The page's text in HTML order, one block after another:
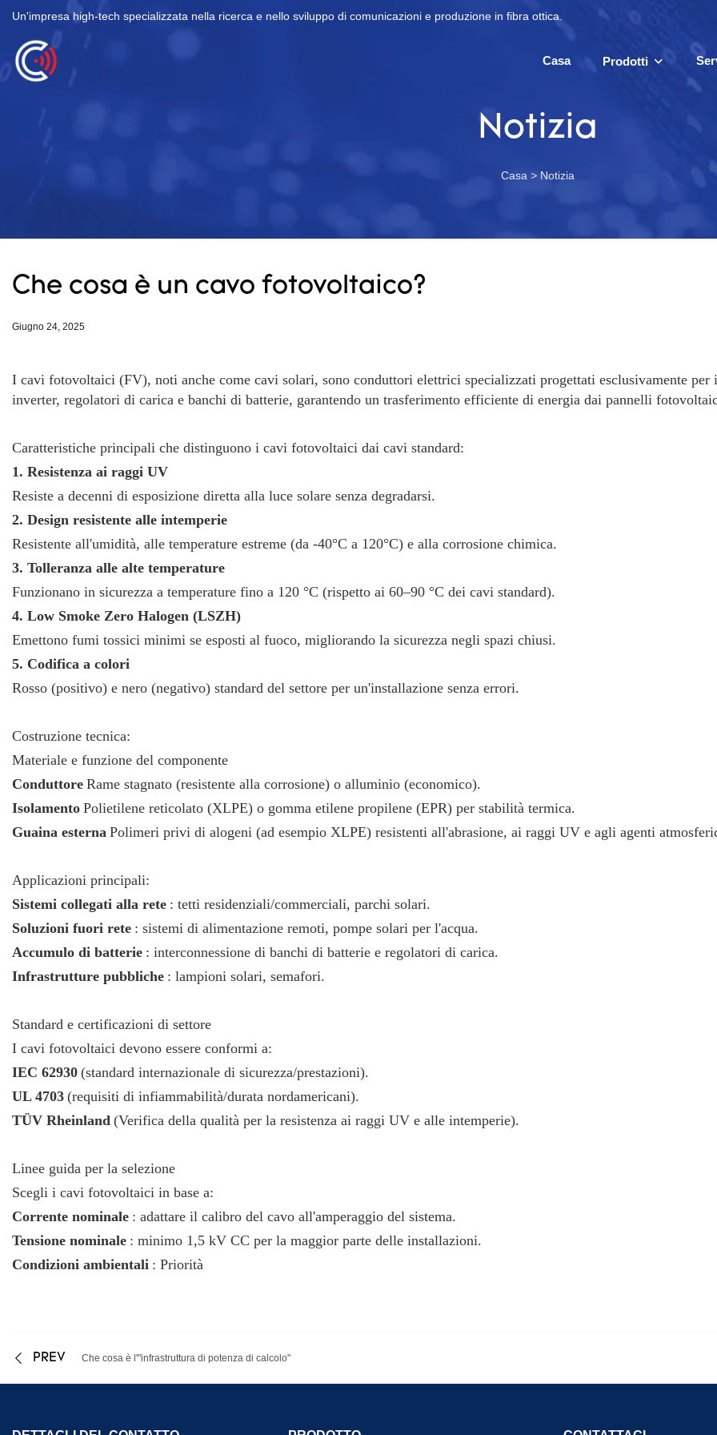
Un'impresa high-tech specializzata nella ricerca e nello sviluppo di comunicazioni e produzione in fibra ottica.
Casa Prodotti
Notizia
Casa > Notizia
Che cosa è un cavo fotovoltaico?
Giugno 24, 2025
I cavi fotovoltaici (FV), noti anche come cavi solari, sono conduttori elettrici specializzati progettati esclusivamente
inverter, regolatori di carica e banchi di batterie, garantendo un trasferimento efficiente di energia dai pannelli
Caratteristiche principali che distinguono i cavi fotovoltaici dai cavi standard:
1. Resistenza ai raggi UV
Resiste a decenni di esposizione diretta alla luce solare senza degradarsi.
2. Design resistente alle intemperie
Resistente all'umidità, alle temperature estreme (da -40°C a 120°C) e alla corrosione chimica.
3. Tolleranza alle alte temperature
Funzionano in sicurezza a temperature fino a 120 °C (rispetto ai 60–90 °C dei cavi standard).
4. Low Smoke Zero Halogen (LSZH)
Emettono fumi tossici minimi se esposti al fuoco, migliorando la sicurezza negli spazi chiusi.
5. Codifica a colori
Rosso (positivo) e nero (negativo) standard del settore per un'installazione senza errori.
Costruzione tecnica:
Materiale e funzione del componente
Conduttore Rame stagnato (resistente alla corrosione) o alluminio (economico).
Isolamento Polietilene reticolato (XLPE) o gomma etilene propilene (EPR) per stabilità termica.
Guaina esterna Polimeri privi di alogeni (ad esempio XLPE) resistenti all'abrasione, ai raggi UV e agli agenti
Applicazioni principali:
Sistemi collegati alla rete : tetti residenziali/commerciali, parchi solari.
Soluzioni fuori rete : sistemi di alimentazione remoti, pompe solari per l'acqua.
Accumulo di batterie : interconnessione di banchi di batterie e regolatori di carica.
Infrastrutture pubbliche : lampioni solari, semafori.
Standard e certificazioni di settore
I cavi fotovoltaici devono essere conformi a:
IEC 62930 (standard internazionale di sicurezza/prestazioni).
UL 4703 (requisiti di infiammabilità/durata nordamericani).
TÜV Rheinland (Verifica della qualità per la resistenza ai raggi UV e alle intemperie).
Linee guida per la selezione
Scegli i cavi fotovoltaici in base a:
Corrente nominale : adattare il calibro del cavo all'amperaggio del sistema.
Tensione nominale : minimo 1,5 kV CC per la maggior parte delle installazioni.
Condizioni ambientali : Priorità
PREV Che cosa è l'"infrastruttura di potenza di calcolo"